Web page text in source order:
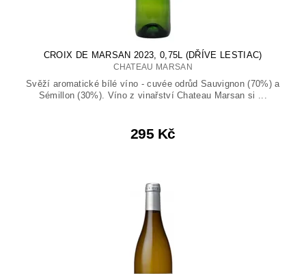
CROIX DE MARSAN 2023, 0,75L (DŘÍVE LESTIAC)
CHATEAU MARSAN
Svěží aromatické bílé víno - cuvée odrůd Sauvignon (70%) a
Sémillon (30%). Víno z vinařství Chateau Marsan si ...
295 Kč